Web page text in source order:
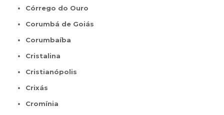
Córrego do Ouro
Corumbá de Goiás
Corumbaíba
Cristalina
Cristianópolis
Crixás
Cromínia